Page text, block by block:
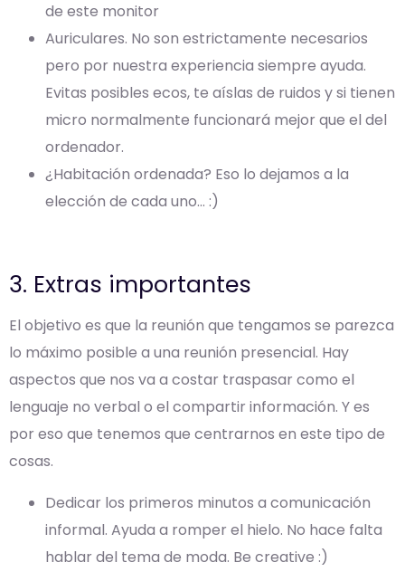
de este monitor
Auriculares. No son estrictamente necesarios
pero por nuestra experiencia siempre ayuda.
Evitas posibles ecos, te aíslas de ruidos y si tienen
micro normalmente funcionará mejor que el del
ordenador.
¿Habitación ordenada? Eso lo dejamos a la
elección de cada uno… :)
3. Extras importantes
El objetivo es que la reunión que tengamos se parezca
lo máximo posible a una reunión presencial. Hay
aspectos que nos va a costar traspasar como el
lenguaje no verbal o el compartir información. Y es
por eso que tenemos que centrarnos en este tipo de
cosas.
Dedicar los primeros minutos a comunicación
informal. Ayuda a romper el hielo. No hace falta
hablar del tema de moda. Be creative :)